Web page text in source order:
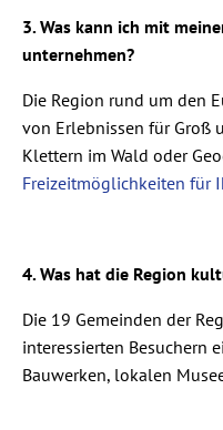
3. Was kann ich mit
unternehmen?
Die Region rund um den
von Erlebnissen für Groß
Klettern im Wald oder
Freizeitmöglichkeiten für
4. Was hat die Region
Die 19 Gemeinden der
interessierten Besuchern
Bauwerken, lokalen